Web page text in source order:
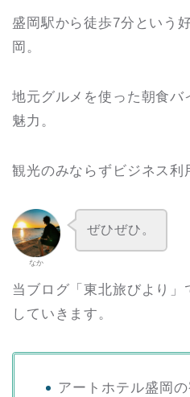
盛岡駅から徒歩7分という
岡。
地元グルメを使った朝食バ
魅力。
観光のみならずビジネス利
なか
ぜひぜひ。
当ブログ「東北旅びより
していきます。
アートホテル盛岡